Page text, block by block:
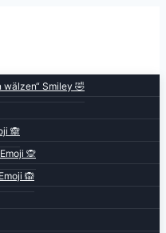
wälzen“ Smiley 🤣
🙈
🙊
🙉